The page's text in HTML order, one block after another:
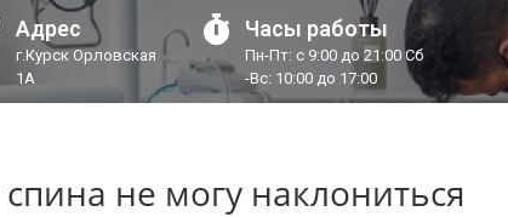
Адрес
г.Курск Орловская
1А
Часы работы
Пн-Пт: с 9:00 до 21:00 Сб
-Вс: 10:00 до 17:00
не могу наклониться